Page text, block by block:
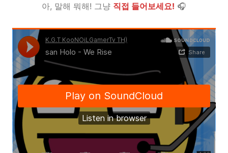
아, 말해 뭐해! 그냥 직접 들어보세요! 🎧